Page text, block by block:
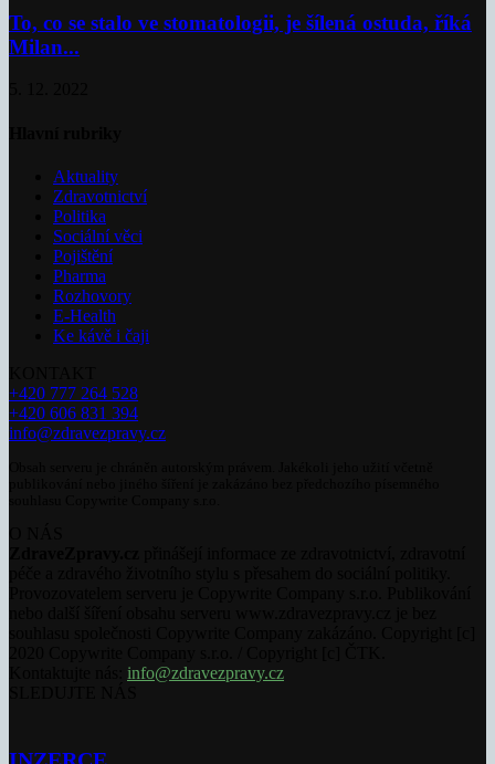
To, co se stalo ve stomatologii, je šílená ostuda, říká
Milan...
Aktuality
Zdravotnictví
Politika
Sociální věci
Pojištění
Pharma
Rozhovory
E-Health
Ke kávě i čaji
+420 777 264 528
+420 606 831 394
info@zdravezpravy.cz
info@zdravezpravy.cz